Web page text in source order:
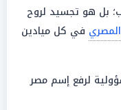
بل هو تجسيد لروح
المصري في كل ميادين
لرفع إسم مصر